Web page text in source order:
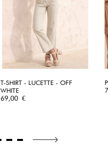
T-SHIRT - LUCETTE - OFF
WHITE
Prix
69,00 €